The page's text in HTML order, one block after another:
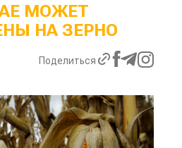
МОЖЕТ
НА ЗЕРНО
Поделиться